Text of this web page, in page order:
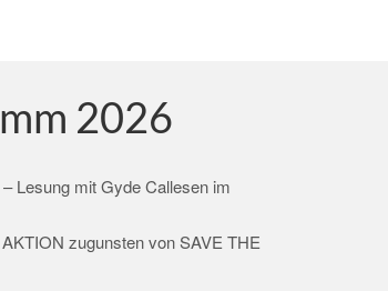
2026
Lesung mit Gyde Callesen im
zugunsten von SAVE THE